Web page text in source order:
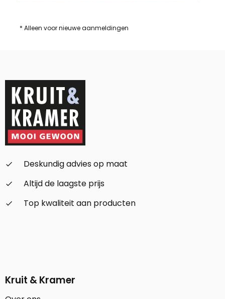
* Alleen voor nieuwe aanmeldingen
check_small
Deskundig advies op maat
check_small
Altijd de laagste prijs
check_small
Top kwaliteit aan producten
Kruit & Kramer